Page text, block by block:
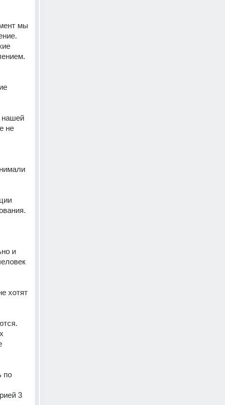
мы
нашей
не
и
хотят
по
3